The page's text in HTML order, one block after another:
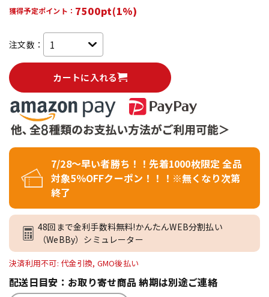
獲得予定ポイント： 7500pt(1%)
注文数：
カートに入れる
7/28～早い者勝ち！！先着1000枚限定 全品
対象5％OFFクーポン！！！※無くなり次第
終了
48回まで金利手数料無料!かんたんWEB分割払い
（WeBBy）シミュレーター
決済利用不可: 代金引換, GMO後払い
配送日目安：お取り寄せ商品 納期は別途ご連絡